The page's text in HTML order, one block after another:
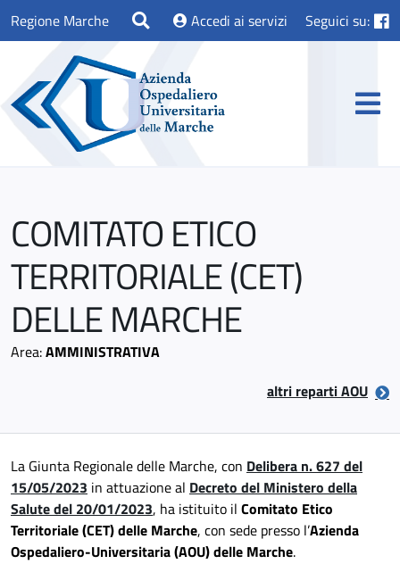
Regione Marche Accedi ai servizi Seguici su:
COMITATO ETICO
TERRITORIALE (CET)
DELLE MARCHE
Area:AMMINISTRATIVA
altri reparti AOU
La Giunta Regionale delle Marche, con Delibera n. 627 del
15/05/2023 in attuazione al Decreto del Ministero della
Salute del 20/01/2023, ha istituito il Comitato Etico
Territoriale (CET) delle Marche, con sede presso l’Azienda
Ospedaliero-Universitaria (AOU) delle Marche.